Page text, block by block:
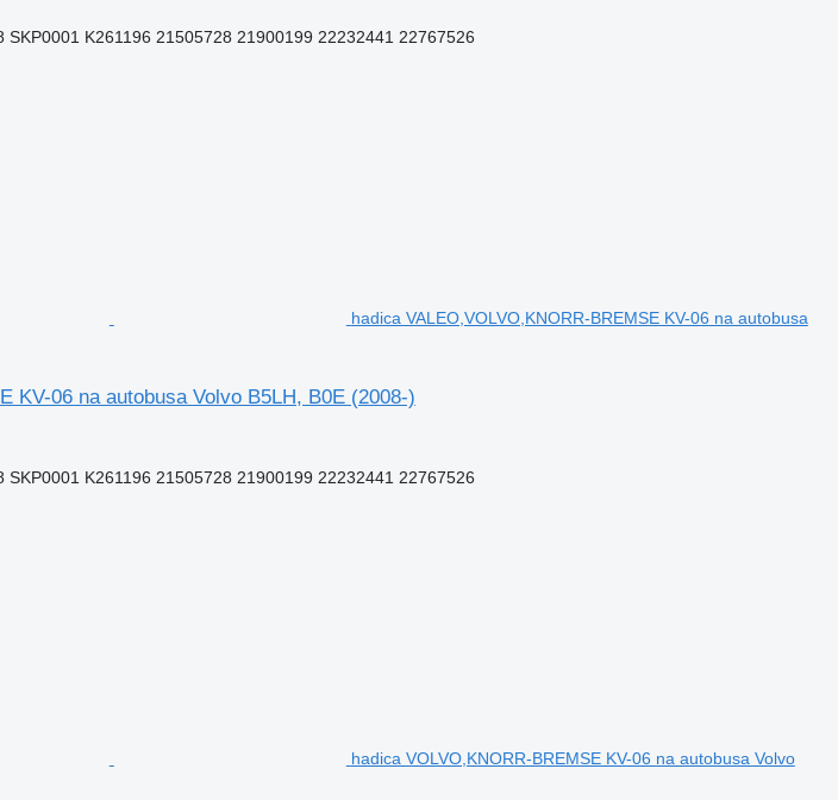
K261196 21505728 21900199 22232441 22767526
hadica VALEO,VOLVO,KNORR-BREMSE KV-06 na autobusa
KV-06 na autobusa Volvo B5LH, B0E (2008-)
K261196 21505728 21900199 22232441 22767526
hadica VOLVO,KNORR-BREMSE KV-06 na autobusa Volvo